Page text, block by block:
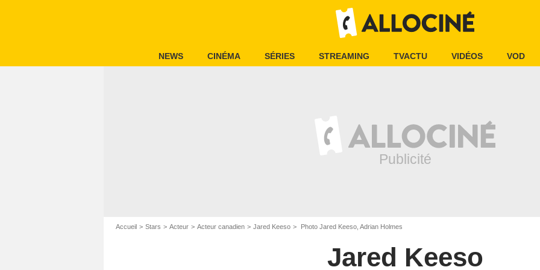
NEWS CINÉMA SÉRIES STREAMING TVACTU VIDÉOS VOD
Accueil Stars Acteur Acteur canadien Jared Keeso Photo Jared Keeso, Adrian Holmes
Jared Keeso